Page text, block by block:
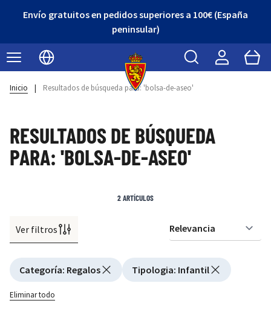
Envío gratuitos en pedidos superiores a 100€ (España
peninsular)
Seleccionar idioma
Buscar Cart
Inicio | Resultados de búsqueda para: 'bolsa-de-aseo'
RESULTADOS DE BÚSQUEDA
PARA: 'BOLSA-DE-ASEO'
Ver filtros
Active filtering
Categoría: Regalos Tipologia: Infantil
Eliminar todo
2ARTÍCULOS